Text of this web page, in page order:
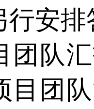
行安排
团队
目团